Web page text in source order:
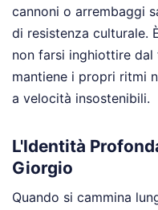
cannoni o arrembaggi
di resistenza culturale.
non farsi inghiottire dal
mantiene i propri ritmi
a velocità insostenibili.
L'Identità
Giorgio
Quando si cammina